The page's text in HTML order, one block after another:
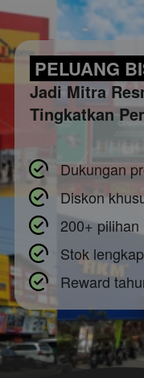
PELUANG
Jadi Mitra
Tingkatkan
Dukungan
Diskon
200+
Stok
Reward